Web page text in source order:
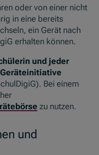
oder von einer nicht
in eine bereits
ein Gerät nach
erhalten können.
und jeder
Bei einem
zu nutzen.
und